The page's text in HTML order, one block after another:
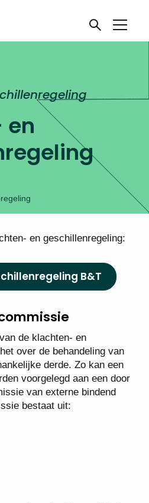
en
en geschillenregeling:
B&T
de klachten- en
over de behandeling van
derde. Zo kan een
voorgelegd aan een door
van externe bindend
bestaat uit: